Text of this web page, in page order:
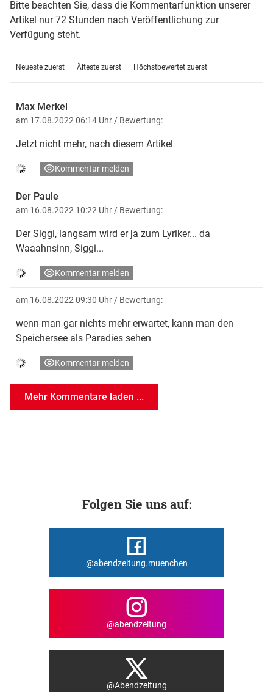
Bitte beachten Sie, dass die Kommentarfunktion unserer
Artikel nur 72 Stunden nach Veröffentlichung zur
Verfügung steht.
Neueste zuerst Älteste zuerst Höchstbewertet zuerst
Max Merkel
am 17.08.2022 06:14 Uhr / Bewertung:
Jetzt nicht mehr, nach diesem Artikel
Kommentar melden
Der Paule
am 16.08.2022 10:22 Uhr / Bewertung:
Der Siggi, langsam wird er ja zum Lyriker... da
Waaahnsinn, Siggi...
Kommentar melden
am 16.08.2022 09:30 Uhr / Bewertung:
wenn man gar nichts mehr erwartet, kann man den
Speichersee als Paradies sehen
Kommentar melden
Mehr Kommentare laden ...
Folgen Sie uns auf:
@abendzeitung.muenchen
@abendzeitung
@Abendzeitung